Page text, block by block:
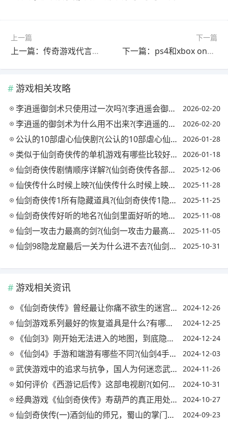
上一篇
上一篇：传奇游戏代言人都是大牌怎么回事?(传奇游戏代言人都是大牌怎么回事儿)
下一篇
下一篇：ps4和xbox one s以及switch买哪个比较好?
游戏相关攻略
李逍遥御剑术只使用过一次吗?(李逍遥会御剑飞行吗) 2026-02-20
李逍遥的御剑术为什么用不出来?(李逍遥的御剑术没成功过) 2026-02-20
公认的10部虐心仙侠剧?(公认的10部虐心仙侠剧) 2026-01-28
类似于仙剑奇侠传的单机游戏有哪些比较好的?(有没有跟仙剑奇侠传一样的单机手游) 2026-01-18
仙剑奇侠传剧情顺序详解?(仙剑奇侠传各部剧情) 2025-12-06
仙侠传什么时候上映?(仙侠传什么时候上映电视剧) 2025-11-28
仙剑奇侠传1所有隐藏道具?(仙剑奇侠传1隐藏要素) 2025-11-25
仙剑奇侠传好听的地名?(仙剑里面好听的地名) 2025-11-08
仙剑一攻击力最高的剑?(仙剑一攻击力最高的剑是哪一把) 2025-11-05
仙剑98隐龙窟最后一关为什么进不去?(仙剑98隐龙窟过不去) 2025-10-31
游戏相关资讯
《仙剑奇侠传》曾经最让你痛不欲生的迷宫是哪个场景?(仙剑奇侠传 迷宫) 2024-12-26
仙剑游戏系列最好的恢复道具是什么?有哪些办法可以无限获取，有哪些推荐? 2024-12-25
《仙剑3》刚开始无法进入的地图，到底隐藏了什么宝贝?(仙剑三最详细攻略(带地图)) 2024-12-24
《仙剑4》手游和端游有哪些不同?(仙剑4手游不合区原因) 2024-12-03
武侠游戏中的追求与抗争，国人为何迷恋武侠世界?(武侠文化为什么迷人) 2024-11-26
如何评价《西游记后传》这部电视剧?(如何评价《西游记后传》这部电视剧好看) 2024-10-31
经典游戏《仙剑奇侠传》寿葫芦的真正用处到底是什么?(仙剑一寿葫芦和金罡珠) 2024-10-27
仙剑奇侠传(一)酒剑仙的师兄，蜀山的掌门人到底能不能打过拜月? 2024-09-23